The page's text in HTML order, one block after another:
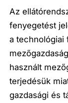
Az
fenyegetést
a technológiai
használt
terjedésük
gazdasági és